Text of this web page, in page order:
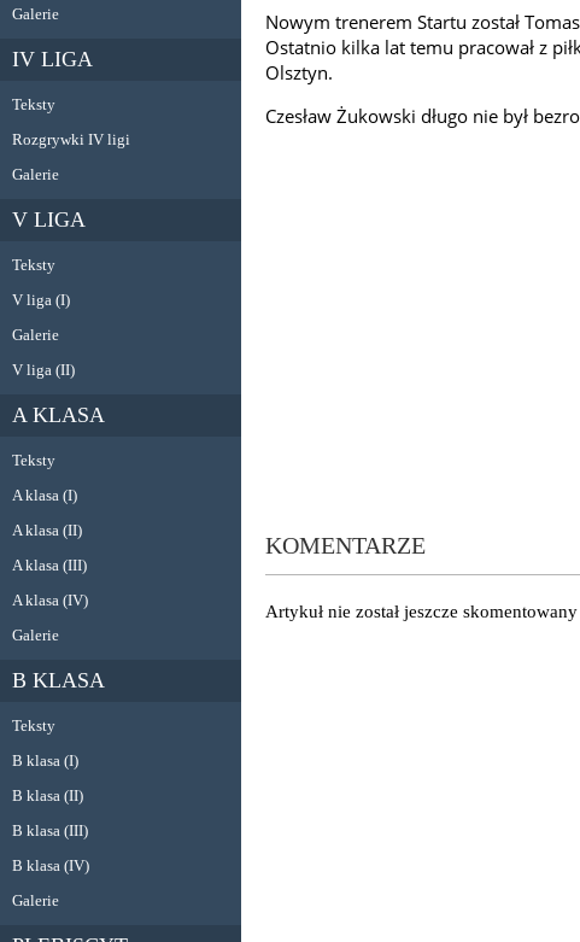
Galerie
IV LIGA
Teksty
Rozgrywki IV ligi
Galerie
V LIGA
Teksty
V liga (I)
Galerie
V liga (II)
A KLASA
Teksty
A klasa (I)
A klasa (II)
A klasa (III)
A klasa (IV)
Galerie
B KLASA
Teksty
B klasa (I)
B klasa (II)
B klasa (III)
B klasa (IV)
Galerie
Nowym trenerem Startu został
Ostatnio kilka lat temu pracował z
Olsztyn.
Czesław Żukowski długo nie był
KOMENTARZE
Artykuł nie został jeszcze